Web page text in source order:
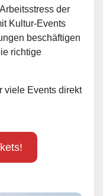
der
Kultur-Events
beschäftigen
richtige
viele Events direkt